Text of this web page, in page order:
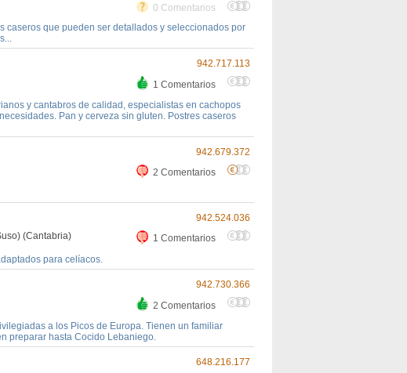
0 Comentarios
que pueden ser detallados y seleccionados por
942.717.113
1 Comentarios
y cantabros de calidad, especialistas en cachopos
Pan y cerveza sin gluten. Postres caseros
942.679.372
2 Comentarios
942.524.036
1 Comentarios
(Cantabria)
para celíacos.
942.730.366
2 Comentarios
a los Picos de Europa. Tienen un familiar
preparar hasta Cocido Lebaniego.
648.216.177